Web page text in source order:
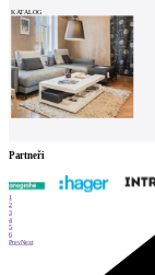
KATALOG
Partneři
1
2
3
4
5
6
PrevNext